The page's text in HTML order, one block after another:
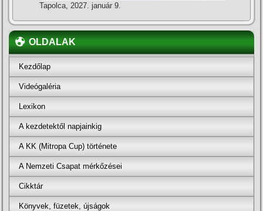
Tapolca, 2027. január 9.
OLDALAK
Kezdőlap
Videógaléria
Lexikon
A kezdetektől napjainkig
A KK (Mitropa Cup) története
A Nemzeti Csapat mérkőzései
Cikktár
Könyvek, füzetek, újságok